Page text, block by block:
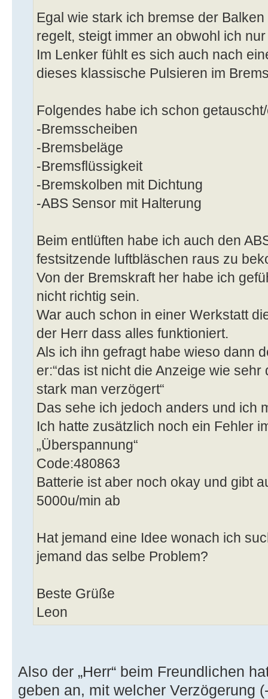
Egal wie stark ich bremse der
regelt, steigt immer an obwohl ich
Im Lenker fühlt es sich auch nach
dieses klassische Pulsieren im
Folgendes habe ich schon
-Bremsscheiben
-Bremsbeläge
-Bremsflüssigkeit
-Bremskolben mit Dichtung
-ABS Sensor mit Halterung
Beim entlüften habe ich auch den
festsitzende luftbläschen raus zu
Von der Bremskraft her habe ich
nicht richtig sein.
War auch schon in einer Werkstatt
der Herr dass alles funktioniert.
Als ich ihn gefragt habe wieso dann
er:“das ist nicht die Anzeige wie
stark man verzögert“
Das sehe ich jedoch anders und ich
Ich hatte zusätzlich noch ein Fehler
„Überspannung“
Code:480863
Batterie ist aber noch okay und gibt
5000u/min ab
Hat jemand eine Idee wonach ich
jemand das selbe Problem?
Beste Grüße
Leon
Also der „Herr“ beim Freundlichen
geben an, mit welcher Verzögerung